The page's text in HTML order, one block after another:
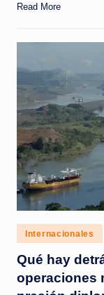
Read More
Posted
in
Internacionales
Qué hay
operaciones